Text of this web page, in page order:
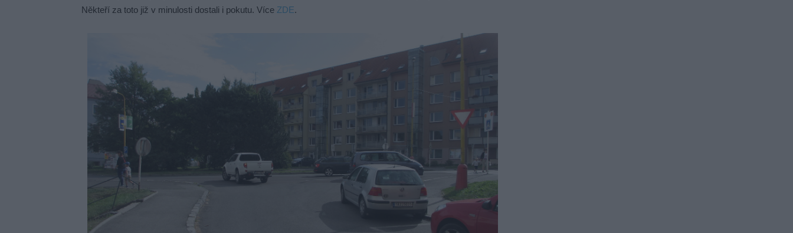
Někteří za toto již v minulosti dostali i pokutu. Více ZDE.